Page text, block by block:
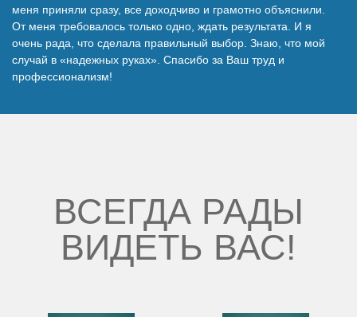
меня приняли сразу, все доходчиво и грамотно объяснили.
От меня требовалось только одно, ждать результата. И я
очень рада, что сделала правильный выбор. Знаю, что мой
случай в «надежных руках». Спасибо за Ваш труд и
профессионализм!
ВСЕГДА РАДЫ
ВИДЕТЬ ВАС!